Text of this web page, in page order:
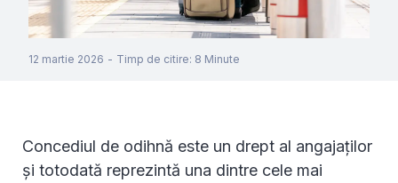
12 martie 2026 - Timp de citire: 8 Minute
Concediul de odihnă este un drept al angajaților
și totodată reprezintă una dintre cele mai